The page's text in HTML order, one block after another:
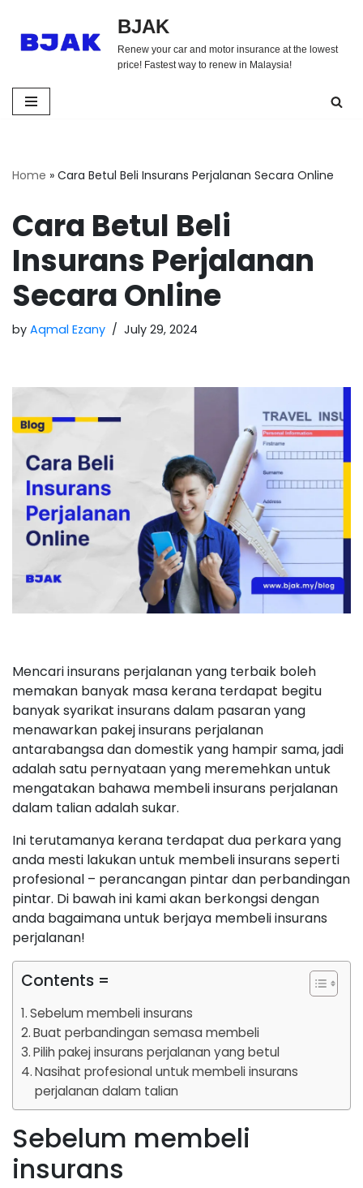
Skip
BJAK
Renew your car and motor insurance at the lowest
price! Fastest way to renew in Malaysia!
Home » Cara Betul Beli Insurans Perjalanan Secara Online
Cara Betul Beli
Insurans Perjalanan
Secara Online
by Aqmal Ezany July 29, 2024
Mencari insurans perjalanan yang terbaik boleh
memakan banyak masa kerana terdapat begitu
banyak syarikat insurans dalam pasaran yang
menawarkan pakej insurans perjalanan
antarabangsa dan domestik yang hampir sama, jadi
adalah satu pernyataan yang meremehkan untuk
mengatakan bahawa membeli insurans perjalanan
dalam talian adalah sukar.
Ini terutamanya kerana terdapat dua perkara yang
anda mesti lakukan untuk membeli insurans seperti
profesional – perancangan pintar dan perbandingan
pintar. Di bawah ini kami akan berkongsi dengan
anda bagaimana untuk berjaya membeli insurans
perjalanan!
Contents =
Sebelum membeli insurans
Buat perbandingan semasa membeli
Pilih pakej insurans perjalanan yang betul
Nasihat profesional untuk membeli insurans
perjalanan dalam talian
Sebelum membeli
insurans